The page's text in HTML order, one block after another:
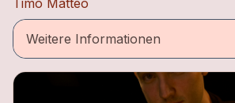
Timo Matteo
Weitere Informationen